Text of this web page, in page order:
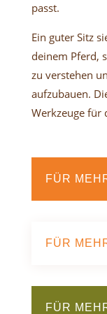
passt.
Ein guter Sitz
deinem Pferd,
zu verstehen
aufzubauen.
Werkzeuge für
FÜR
FÜR
FÜR